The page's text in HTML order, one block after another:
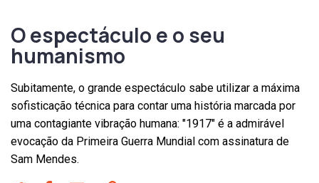
O espectáculo e o seu
humanismo
Subitamente, o grande espectáculo sabe utilizar a máxima
sofisticação técnica para contar uma história marcada por
uma contagiante vibração humana: "1917" é a admirável
evocação da Primeira Guerra Mundial com assinatura de
Sam Mendes.